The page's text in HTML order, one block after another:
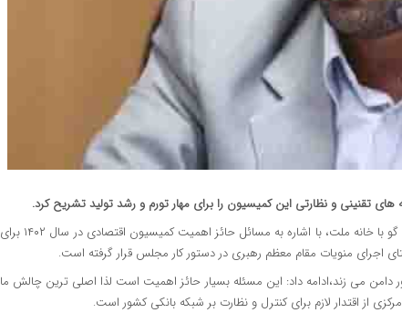
تقنینی و نظارتی این کمیسیون را برای مهار تورم و رشد تولید تشریح کرد.
، محمدرضا پورابراهیمی در گفت و گو با خانه ملت، با اشاره به مسائل حائز اهمیت کمیسیون اقتصادی در سال ۱۴۰۲ برای
اجرای منویات مقام معظم رهبری در دستور کار مجلس قرار گرفته است.
دامن می زند،ادامه داد: این مسئله بسیار حائز اهمیت است لذا اصلی ترین چالش ما
از اقتدار لازم برای کنترل و نظارت بر شبکه بانکی کشور است.